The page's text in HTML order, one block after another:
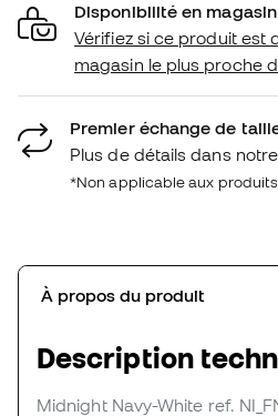
Disponibilité en magasin
Vérifiez si ce produit est
magasin le plus proche
Premier échange de
Plus de détails dans notre
*Non applicable aux
À propos du produit
Description
Midnight Navy-White ref.